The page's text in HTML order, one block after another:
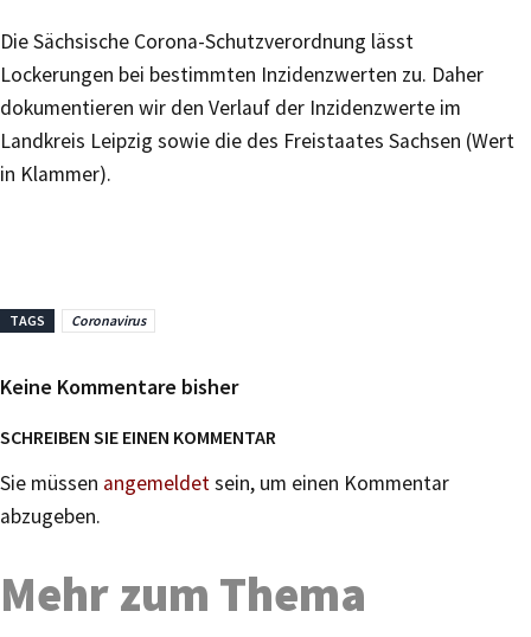
Die Sächsische Corona-Schutzverordnung lässt
Lockerungen bei bestimmten Inzidenzwerten zu. Daher
dokumentieren wir den Verlauf der Inzidenzwerte im
Landkreis Leipzig sowie die des Freistaates Sachsen (Wert
in Klammer).
TAGS Coronavirus
Keine Kommentare bisher
SCHREIBEN SIE EINEN KOMMENTAR
Sie müssen angemeldetsein, um einen Kommentar
abzugeben.
Mehr zum Thema